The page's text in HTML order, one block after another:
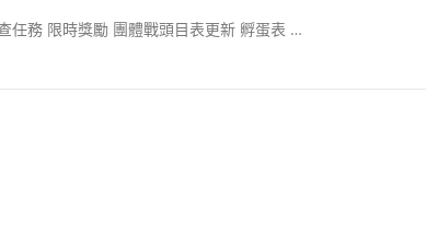
任務 限時獎勵 團體戰頭目表更新 孵蛋表 …